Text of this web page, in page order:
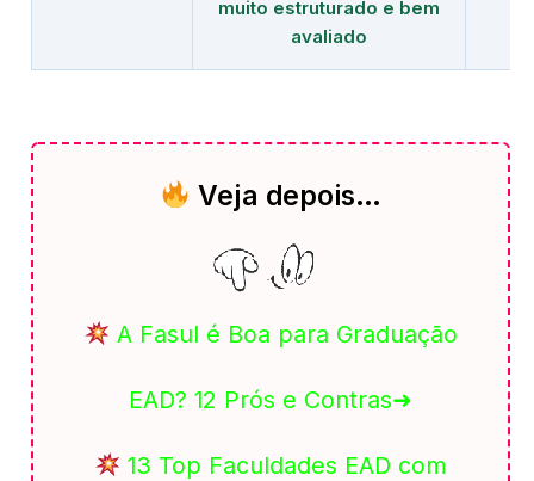
muito estruturado e bem
avaliado
Veja depois…
A Fasul é Boa para Graduação
EAD? 12 Prós e Contras➜
13 Top Faculdades EAD com